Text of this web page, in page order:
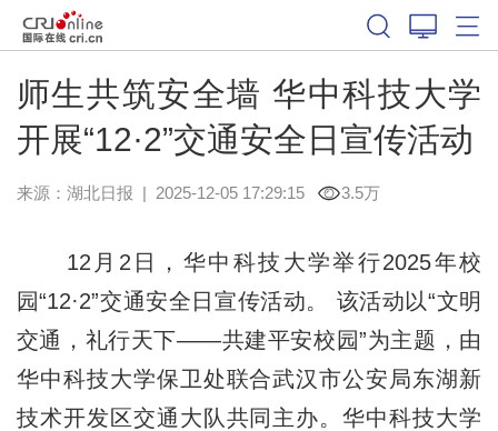
师生共筑安全墙 华中科技大学
开展“12·2”交通安全日宣传活动
来源： 湖北日报 | 2025-12-05 17:29:15 3.5万
12月2日，华中科技大学举行2025年校
园“12·2”交通安全日宣传活动。 该活动以“文明
交通，礼行天下——共建平安校园”为主题，由
华中科技大学保卫处联合武汉市公安局东湖新
技术开发区交通大队共同主办。华中科技大学